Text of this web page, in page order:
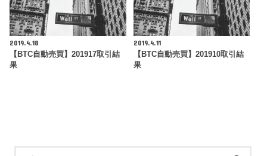
2019.4.18
【BTC自動売買】201917取引結
果
2019.4.11
【BTC自動売買】201910取引結
果